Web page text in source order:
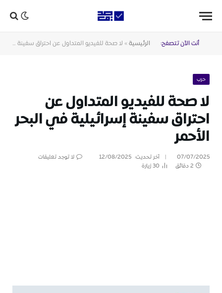
أنت الآن تتصفح: الرئيسية » لا صحة للفيديو المتداول عن احتراق سفينة إسرائيلية في البحر الأحمر
حرب
لا صحة للفيديو المتداول عن
احتراق سفينة إسرائيلية في البحر
الأحمر
07/07/2025 آخر تحديث: 12/08/2025
لا توجد تعليقات
2 دقائق
30زيارة